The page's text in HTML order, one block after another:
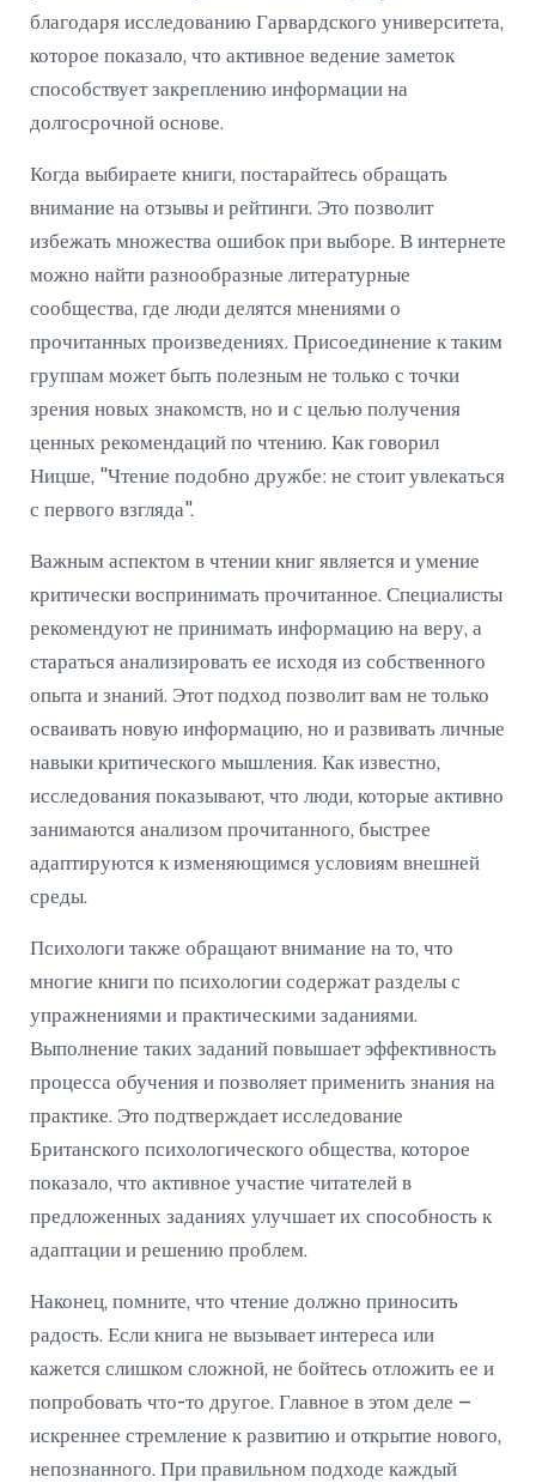
благодаря исследованию Гарвардского университета,
которое показало, что активное ведение заметок
способствует закреплению информации на
долгосрочной основе.
Когда выбираете книги, постарайтесь обращать
внимание на отзывы и рейтинги. Это позволит
избежать множества ошибок при выборе. В интернете
можно найти разнообразные литературные
сообщества, где люди делятся мнениями о
прочитанных произведениях. Присоединение к таким
группам может быть полезным не только с точки
зрения новых знакомств, но и с целью получения
ценных рекомендаций по чтению. Как говорил
Ницше, "Чтение подобно дружбе: не стоит увлекаться
с первого взгляда".
Важным аспектом в чтении книг является и умение
критически воспринимать прочитанное. Специалисты
рекомендуют не принимать информацию на веру, а
стараться анализировать ее исходя из собственного
опыта и знаний. Этот подход позволит вам не только
осваивать новую информацию, но и развивать личные
навыки критического мышления. Как известно,
исследования показывают, что люди, которые активно
занимаются анализом прочитанного, быстрее
адаптируются к изменяющимся условиям внешней
среды.
Психологи также обращают внимание на то, что
многие книги по психологии содержат разделы с
упражнениями и практическими заданиями.
Выполнение таких заданий повышает эффективность
процесса обучения и позволяет применить знания на
практике. Это подтверждает исследование
Британского психологического общества, которое
показало, что активное участие читателей в
предложенных заданиях улучшает их способность к
адаптации и решению проблем.
Наконец, помните, что чтение должно приносить
радость. Если книга не вызывает интереса или
кажется слишком сложной, не бойтесь отложить ее и
попробовать что-то другое. Главное в этом деле –
искреннее стремление к развитию и открытие нового,
непознанного. При правильном подходе каждый